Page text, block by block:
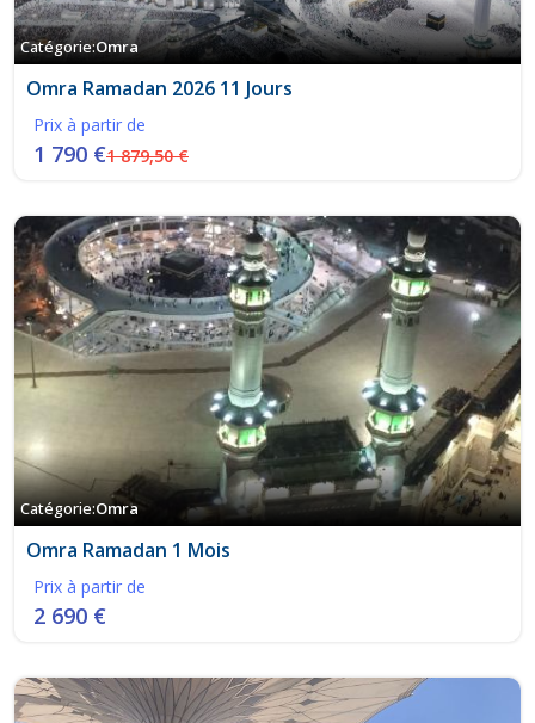
Catégorie:Omra
Omra Ramadan 2026 11 Jours
Prix à partir de
1 790 €1 879,50 €
Catégorie:Omra
Omra Ramadan 1 Mois
Prix à partir de
2 690 €